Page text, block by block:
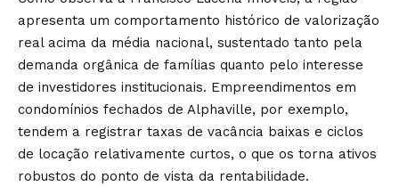
apresenta um comportamento histórico de valorização
real acima da média nacional, sustentado tanto pela
demanda orgânica de famílias quanto pelo interesse
de investidores institucionais. Empreendimentos em
condomínios fechados de Alphaville, por exemplo,
tendem a registrar taxas de vacância baixas e ciclos
de locação relativamente curtos, o que os torna ativos
robustos do ponto de vista da rentabilidade.